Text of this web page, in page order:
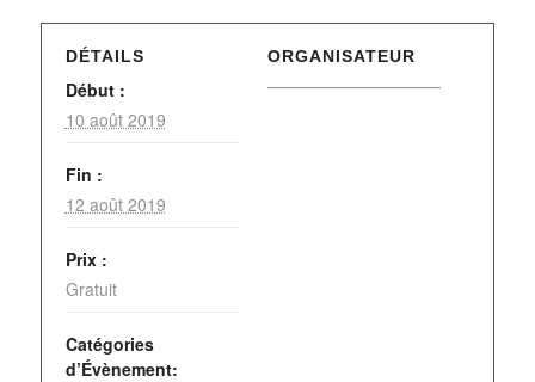
DÉTAILS
Début :
10 août 2019
Fin :
12 août 2019
Prix :
Gratuit
Catégories
d’Évènement:
ORGANISATEUR